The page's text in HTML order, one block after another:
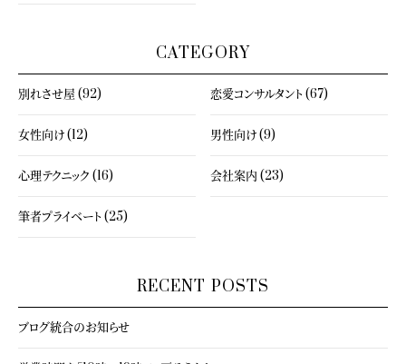
CATEGORY
別れさせ屋 (92) 恋愛コンサルタント (67)
女性向け (12) 男性向け (9)
心理テクニック (16) 会社案内 (23)
筆者プライベート (25)
RECENT POSTS
ブログ統合のお知らせ